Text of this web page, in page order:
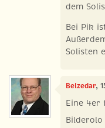
dem
Bei Pik
Solisten
Belzedar,
Eine 4er
Bilderolo